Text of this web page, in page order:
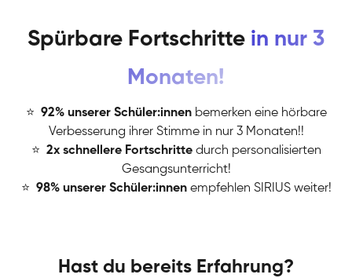
Spürbare Fortschritte in nur 3
Monaten!
⭐ 92% unserer Schüler:innen bemerken eine hörbare
Verbesserung ihrer Stimme in nur 3 Monaten!!
⭐ 2x schnellere Fortschritte durch personalisierten
Gesangsunterricht!
⭐ 98% unserer Schüler:innen empfehlen SIRIUS weiter!
Hast du bereits Erfahrung?